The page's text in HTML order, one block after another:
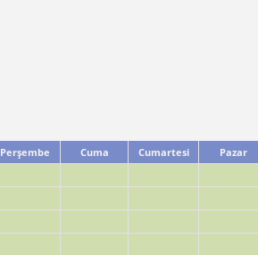
Perşembe Cuma Cumartesi
Pazar